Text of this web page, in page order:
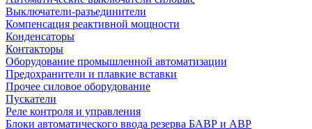
Выключатели-разъединители
Компенсация реактивной мощности
Конденсаторы
Контакторы
Оборудование промышленной автоматизации
Предохранители и плавкие вставки
Прочее силовое оборудование
Пускатели
Реле контроля и управления
Блоки автоматического ввода резерва БАВР и АВР